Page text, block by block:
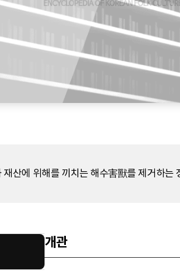
재산에 위해를 끼치는 해수害獸를 제거하는
개관